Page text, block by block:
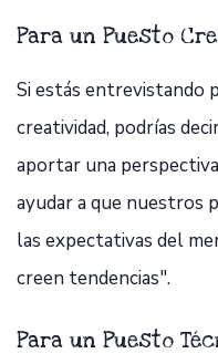
Para un Puesto
Si estás entrevistando
creatividad, podrías
aportar una
ayudar a que nuestros
las expectativas del
creen tendencias".
Para un Puesto